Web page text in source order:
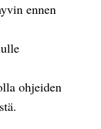
ennen
ohjeiden